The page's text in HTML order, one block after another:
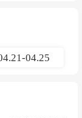
04.25